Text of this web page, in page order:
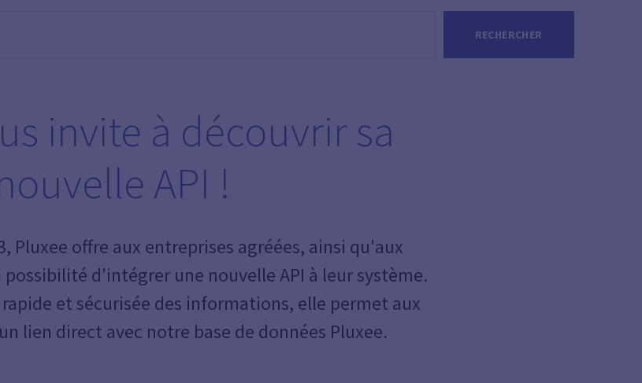
RECHERCHER
invite à découvrir sa
API !
Pluxee offre aux entreprises agréées, ainsi qu'aux
d'intégrer une nouvelle API à leur système.
et sécurisée des informations, elle permet aux
lien direct avec notre base de données Pluxee.